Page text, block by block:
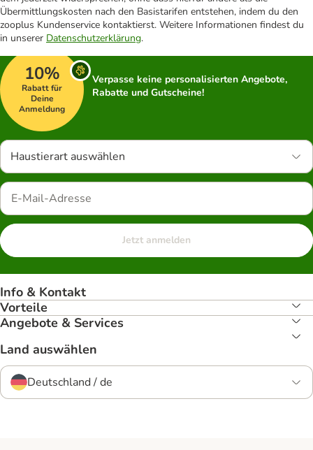
Übermittlungskosten nach den Basistarifen entstehen, indem du den
zooplus Kundenservice kontaktierst. Weitere Informationen findest du
in unserer Datenschutzerklärung.
10%
Rabatt für
Deine
Anmeldung
Verpasse keine personalisierten Angebote,
Rabatte und Gutscheine!
Haustierart auswählen
Jetzt anmelden
Info & Kontakt
Vorteile
Angebote & Services
Land auswählen
Deutschland / de